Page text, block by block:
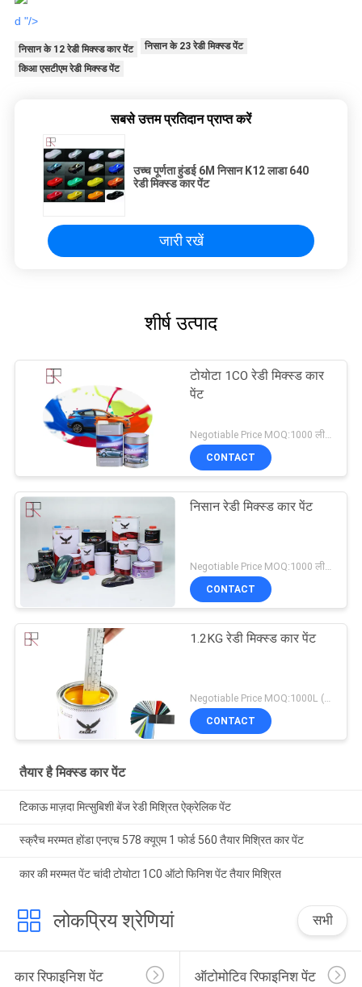
d "/>
निसान के 12 रेडी मिक्स्ड कार पेंट
निसान के 23 रेडी मिक्स्ड पेंट
किआ एसटीएम रेडी मिक्स्ड पेंट
सबसे उत्तम प्रतिदान प्राप्त करें
उच्च पूर्णता हुंडई 6M निसान K12 लाडा 640
रेडी मिक्स्ड कार पेंट
जारी रखें
शीर्ष उत्पाद
टोयोटा 1CO रेडी मिक्स्ड कार
पेंट
Negotiable Price MOQ:1000 लीटर
CONTACT
निसान रेडी मिक्स्ड कार पेंट
Negotiable Price MOQ:1000 लीटर
CONTACT
1.2KG रेडी मिक्स्ड कार पेंट
CONTACT
तैयार है मिक्स्ड कार पेंट
टिकाऊ माज़दा मित्सुबिशी बेंज रेडी मिश्रित ऐक्रेलिक पेंट
स्क्रैच मरम्मत होंडा एनएच 578 क्यूएम 1 फोर्ड 560 तैयार मिश्रित कार पेंट
कार की मरम्मत पेंट चांदी टोयोटा 1C0 ऑटो फिनिश पेंट तैयार मिश्रित
लोकप्रिय श्रेणियां सभी
कार रिफाइनिश पेंट ऑटोमोटिव रिफाइनिश पेंट